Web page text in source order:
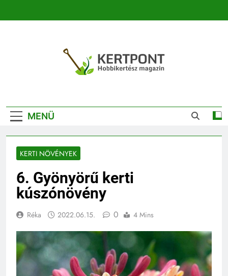
Kertészeti
Magazin |
Növénykereső És
Növényhatározó
MENÜ
KERTI NÖVÉNYEK
6. Gyönyörű kerti
kúszónövény
Réka 2022.06.15. 0 4 Mins